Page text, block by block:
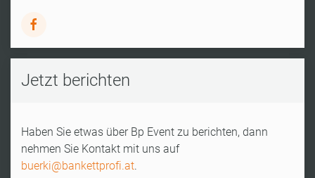
Jetzt berichten
Haben Sie etwas über Bp Event zu berichten, dann
nehmen Sie Kontakt mit uns auf
buerki@bankettprofi.at.